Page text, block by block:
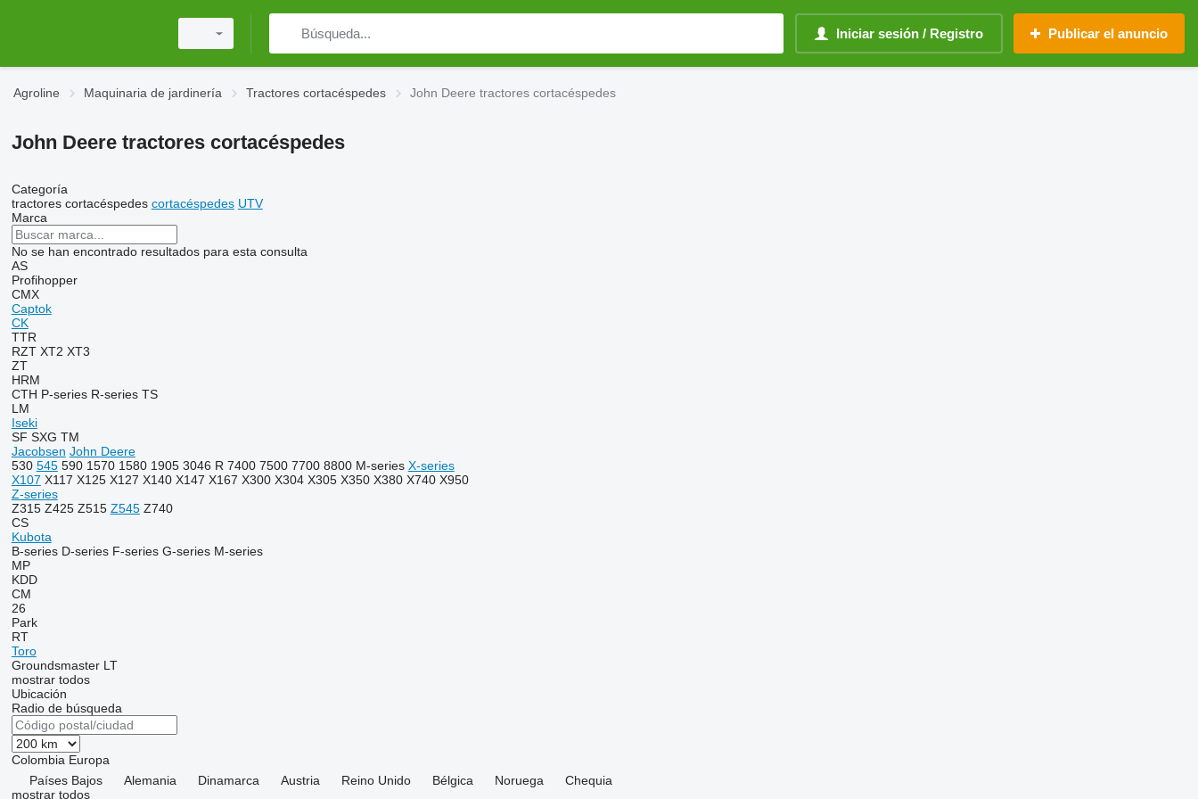
Iniciar sesión / Registro Publicar el anuncio
Agroline Maquinaria de jardinería Tractores cortacéspedes John Deere tractores cortacéspedes
John Deere tractores cortacéspedes
Categoría
tractores cortacéspedes cortacéspedes UTV
Marca
No se han encontrado resultados para esta consulta
AS
Profihopper
CMX
Captok
CK
TTR
RZT XT2 XT3
ZT
HRM
CTH P-series R-series TS
LM
Iseki
SF SXG TM
Jacobsen John Deere
530 545 590 1570 1580 1905 3046 R 7400 7500 7700 8800 M-series X-series
X107 X117 X125 X127 X140 X147 X167 X300 X304 X305 X350 X380 X740 X950
Z-series
Z315 Z425 Z515 Z545 Z740
CS
Kubota
B-series D-series F-series G-series M-series
MP
KDD
CM
26
Park
RT
Toro
Groundsmaster LT
mostrar todos
Ubicación
Radio de búsqueda
Colombia Europa
Países Bajos
Alemania Dinamarca Austria Reino Unido Bélgica Noruega
Chequia
mostrar todos